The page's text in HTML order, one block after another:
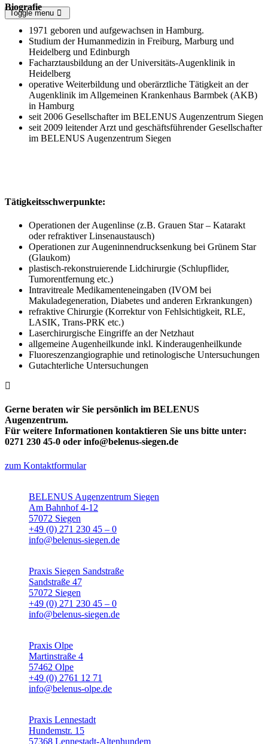
Toggle menu
Biografie
1971 geboren und aufgewachsen in Hamburg.
Studium der Humanmedizin in Freiburg, Marburg und
Heidelberg und Edinburgh
Facharztausbildung an der Universitäts-Augenklinik in
Heidelberg
operative Weiterbildung und oberärztliche Tätigkeit an der
Augenklinik im Allgemeinen Krankenhaus Barmbek (AKB)
in Hamburg
seit 2006 Gesellschafter im BELENUS Augenzentrum Siegen
seit 2009 leitender Arzt und geschäftsführender Gesellschafter
im BELENUS Augenzentrum Siegen
Tätigkeitsschwerpunkte:
Operationen der Augenlinse (z.B. Grauen Star – Katarakt
oder refraktiver Linsenaustausch)
Operationen zur Augeninnendrucksenkung bei Grünem Star
(Glaukom)
plastisch-rekonstruierende Lidchirurgie (Schlupflider,
Tumorentfernung etc.)
Intravitreale Medikamenteneingaben (IVOM bei
Makuladegeneration, Diabetes und anderen Erkrankungen)
refraktive Chirurgie (Korrektur von Fehlsichtigkeit, RLE,
LASIK, Trans-PRK etc.)
Laserchirurgische Eingriffe an der Netzhaut
allgemeine Augenheilkunde inkl. Kinderaugenheilkunde
Fluoreszenzangiographie und retinologische Untersuchungen
Gutachterliche Untersuchungen
Gerne beraten wir Sie persönlich im BELENUS
Augenzentrum.
Für weitere Informationen kontaktieren Sie uns bitte unter:
0271 230 45-0 oder info@belenus-siegen.de
zum Kontaktformular
BELENUS Augenzentrum Siegen
Am Bahnhof 4-12
57072 Siegen
+49 (0) 271 230 45 – 0
info@belenus-siegen.de
Praxis Siegen Sandstraße
Sandstraße 47
57072 Siegen
+49 (0) 271 230 45 – 0
info@belenus-siegen.de
Praxis Olpe
Martinstraße 4
57462 Olpe
+49 (0) 2761 12 71
info@belenus-olpe.de
Praxis Lennestadt
Hundemstr. 15
57368 Lennestadt-Altenhundem